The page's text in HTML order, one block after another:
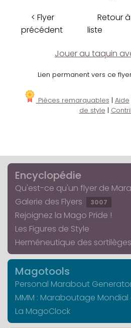
< Flyer
précédent
Retour
liste
Jouer au taquin
Lien permanent vers ce
Pièces remarquables | Aide
de style |
Encyclopédie
Qu'est-ce qu'un flyer de
Galerie des Flyers
3007
Rejoignez la Mago Pride !
Les Figures de Style
Herméneutique des sortilèges
Magotools
Personal Marabout
MMM : Maraboutage
La MagoClock